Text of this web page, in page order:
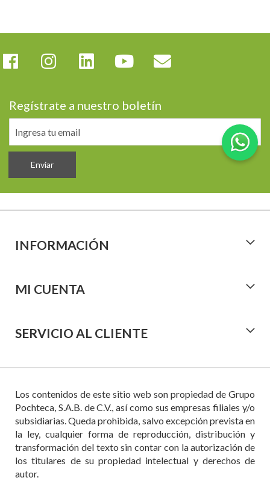
Regístrate a nuestro boletín
Enviar
INFORMACIÓN
MI CUENTA
SERVICIO AL CLIENTE
Los contenidos de este sitio web son propiedad de Grupo
Pochteca, S.A.B. de C.V., así como sus empresas filiales y/o
subsidiarias. Queda prohibida, salvo excepción prevista en
la ley, cualquier forma de reproducción, distribución y
transformación del texto sin contar con la autorización de
los titulares de su propiedad intelectual y derechos de
autor.